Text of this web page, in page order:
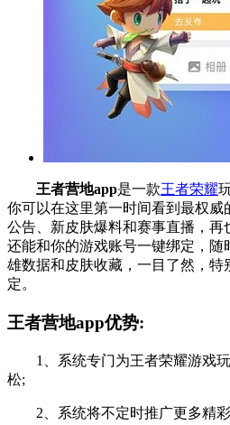
王者营地app是一款王者荣耀
你可以在这里第一时间看到最权
公告、新皮肤爆料和赛事直播，再
还能和你的游戏账号一键绑定，
雄数据和皮肤收藏，一目了然，
定。
王者营地app优势:
1、系统专门为王者荣耀游戏玩
松;
2、系统将不定时推广更多精彩